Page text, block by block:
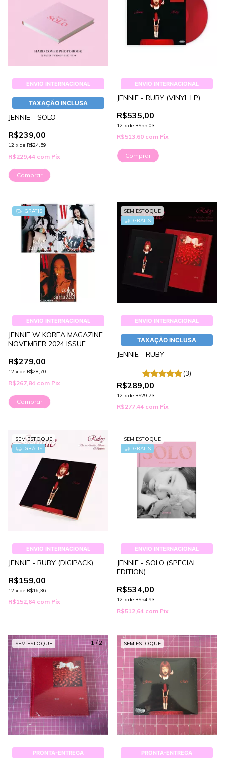
ENVIO INTERNACIONAL
TAXAÇÃO INCLUSA
JENNIE - SOLO
R$239,00
12 x de R$24,59
R$229,44 com Pix
Comprar
ENVIO INTERNACIONAL
JENNIE - RUBY (VINYL LP)
R$535,00
12 x de R$55,03
R$513,60 com Pix
GRÁTIS
ENVIO INTERNACIONAL
JENNIE W KOREA MAGAZINE
NOVEMBER 2024 ISSUE
R$279,00
12 x de R$28,70
R$267,84 com Pix
Comprar
1/2
SEM ESTOQUE
GRÁTIS
ENVIO INTERNACIONAL
TAXAÇÃO INCLUSA
JENNIE - RUBY
(3)
R$289,00
12 x de R$29,73
R$277,44 com Pix
SEM ESTOQUE
GRÁTIS
ENVIO INTERNACIONAL
JENNIE - RUBY (DIGIPACK)
R$159,00
12 x de R$16,36
R$152,64 com Pix
SEM ESTOQUE
GRÁTIS
ENVIO INTERNACIONAL
JENNIE - SOLO (SPECIAL
EDITION)
R$534,00
12 x de R$54,93
R$512,64 com Pix
1 /2
SEM ESTOQUE
PRONTA-ENTREGA
SEM ESTOQUE
PRONTA-ENTREGA